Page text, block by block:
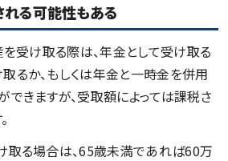
る可能性もある
受け取る際は、年金として受け取る
るか、もしくは年金と一時金を併用
できますが、受取額によっては課税さ
取る場合は、65歳未満であれば60万